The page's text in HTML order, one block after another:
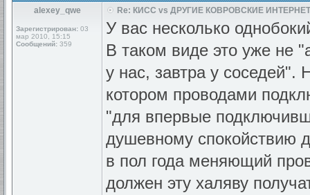
alexey_qwe
Зарегистрирован: 03
мар 2010, 15:15
Сообщений: 359
Re: КИСС vs ДРУГИЕ КОВРОВСКИЕ
У вас несколько
В таком виде это уже не
у нас, завтра у
котором проводами
"для впервые
душевному спокойствию
в пол года меняющий
должен эту халяву